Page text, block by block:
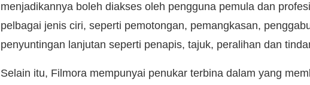
menjadikannya boleh diakses oleh pengguna pemula dan
pelbagai jenis ciri, seperti pemotongan, pemangkasan,
penyuntingan lanjutan seperti penapis, tajuk, peralihan dan
Selain itu, Filmora mempunyai penukar terbina dalam yang